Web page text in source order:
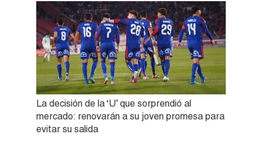
La decisión de la ‘U’ que sorprendió al
mercado: renovarán a su joven promesa para
evitar su salida